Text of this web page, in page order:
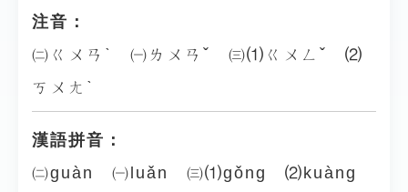
注音：
㈡ㄍㄨㄢˋ ㈠ㄌㄨㄢˇ ㈢⑴ㄍㄨㄥˇ ⑵
ㄎㄨㄤˋ
漢語拼音：
㈡guàn ㈠luǎn ㈢⑴gǒng ⑵kuàng